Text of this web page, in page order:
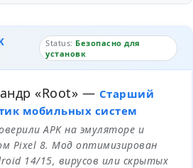
Status: Безопасно для
установк
«Root» — Старший
мобильных систем
APK на эмуляторе и
Pixel 8. Мод оптимизирован
14/15, вирусов или скрытых